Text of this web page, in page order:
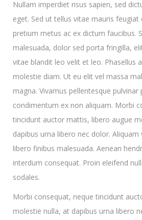
Nullam imperdiet risus sapien, sed
eget. Sed ut tellus vitae mauris feugiat
pretium metus ac ex dictum faucibus.
malesuada, dolor sed porta fringilla,
vitae blandit leo velit et leo. Phasellus
molestie diam. Ut eu elit vel massa
magna. Vivamus pellentesque
condimentum ex non aliquam. Morbi
tincidunt auctor mattis, libero augue
dapibus urna libero nec dolor.
libero finibus malesuada. Aenean
interdum consequat. Proin eleifend
sodales.
Morbi consequat, neque tincidunt
molestie nulla, at dapibus urna libero